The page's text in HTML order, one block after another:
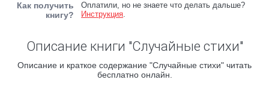
Как получить
книгу?
Оплатили, но не знаете что делать дальше?
Инструкция.
Описание книги "Случайные стихи"
Описание и краткое содержание "Случайные стихи" читать
бесплатно онлайн.